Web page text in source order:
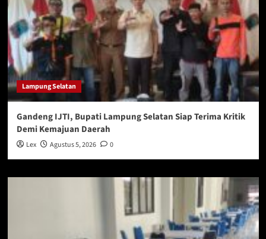
Lampung Selatan
Gandeng IJTI, Bupati Lampung Selatan Siap Terima Kritik
Demi Kemajuan Daerah
Lex Agustus 5, 2026 0